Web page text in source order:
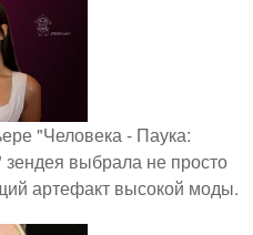
"Человека - Паука:
выбрала не просто
артефакт высокой моды.